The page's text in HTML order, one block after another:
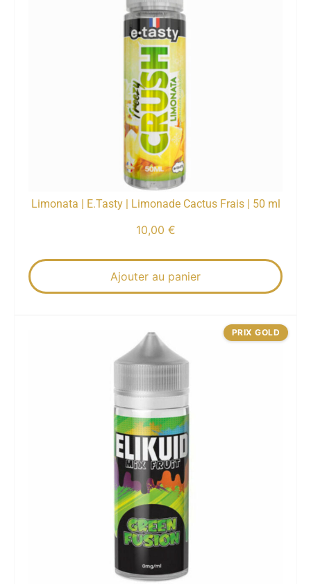
Limonata | E.Tasty | Limonade Cactus Frais | 50 ml
10,00 €
Ajouter au panier
PRIX GOLD